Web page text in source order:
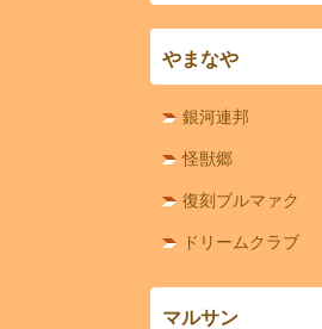
やまなや
銀河連邦
怪獣郷
復刻ブルマァク
ドリームクラブ
マルサン